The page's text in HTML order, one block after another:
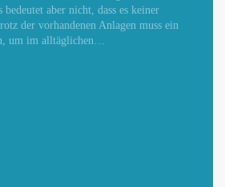
bedeutet aber nicht, dass es keiner
der vorhandenen Anlagen muss ein
um im alltäglichen…